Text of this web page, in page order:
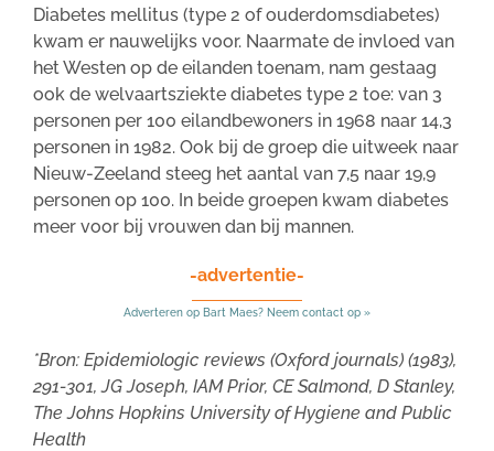
Diabetes mellitus (type 2 of ouderdomsdiabetes)
kwam er nauwelijks voor. Naarmate de invloed van
het Westen op de eilanden toenam, nam gestaag
ook de welvaartsziekte diabetes type 2 toe: van 3
personen per 100 eilandbewoners in 1968 naar 14,3
personen in 1982. Ook bij de groep die uitweek naar
Nieuw-Zeeland steeg het aantal van 7,5 naar 19,9
personen op 100. In beide groepen kwam diabetes
meer voor bij vrouwen dan bij mannen.
-advertentie-
Adverteren op Bart Maes? Neem contact op »
*Bron: Epidemiologic reviews (Oxford journals) (1983),
291-301, JG Joseph, IAM Prior, CE Salmond, D Stanley,
The Johns Hopkins University of Hygiene and Public
Health